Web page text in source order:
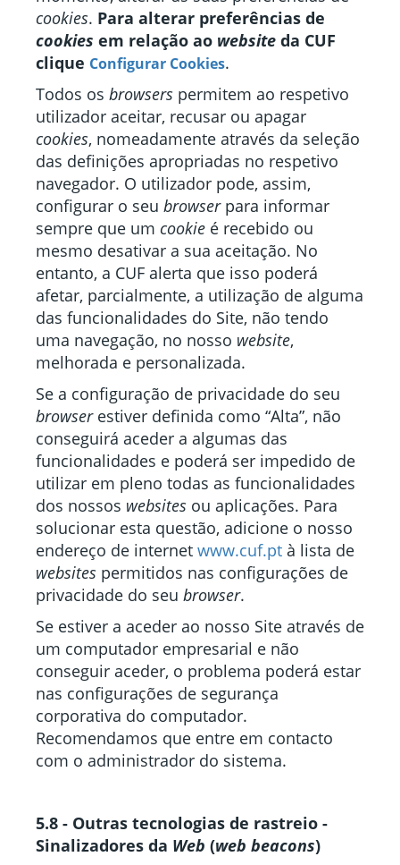
cookies. Para alterar preferências de
cookies em relação ao website da CUF
clique Configurar Cookies.
Todos os browsers permitem ao respetivo
utilizador aceitar, recusar ou apagar
cookies, nomeadamente através da seleção
das definições apropriadas no respetivo
navegador. O utilizador pode, assim,
configurar o seu browserpara informar
sempre que um cookie é recebido ou
mesmo desativar a sua aceitação. No
entanto, a CUF alerta que isso poderá
afetar, parcialmente, a utilização de alguma
das funcionalidades do Site, não tendo
uma navegação, no nosso website,
melhorada e personalizada.
Se a configuração de privacidade do seu
browserestiver definida como “Alta”, não
conseguirá aceder a algumas das
funcionalidades e poderá ser impedido de
utilizar em pleno todas as funcionalidades
dos nossos websites ou aplicações. Para
solucionar esta questão, adicione o nosso
endereço de internet www.cuf.pt à lista de
websites permitidos nas configurações de
privacidade do seu browser.
Se estiver a aceder ao nosso Site através de
um computador empresarial e não
conseguir aceder, o problema poderá estar
nas configurações de segurança
corporativa do computador.
Recomendamos que entre em contacto
com o administrador do sistema.
5.8 - Outras tecnologias de rastreio -
Sinalizadores da Web (web beacons)